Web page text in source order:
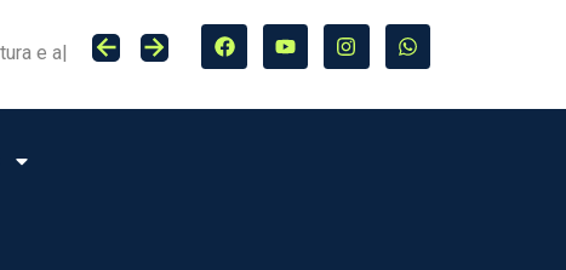
Seguro entra no centro da adaptação climática e da proteção de cidades, infraestrutura e agro